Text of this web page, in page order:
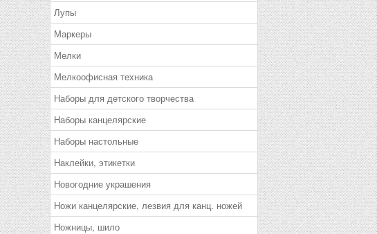
Лупы
Маркеры
Мелки
Мелкоофисная техника
Наборы для детского творчества
Наборы канцелярские
Наборы настольные
Наклейки, этикетки
Новогодние украшения
Ножи канцелярские, лезвия для канц. ножей
Ножницы, шило